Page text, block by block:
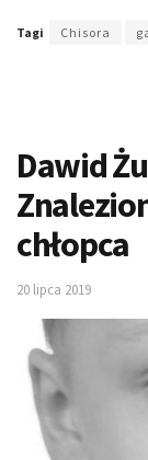
Tagi Chisora
Dawid
chłopca
20 lipca 2019